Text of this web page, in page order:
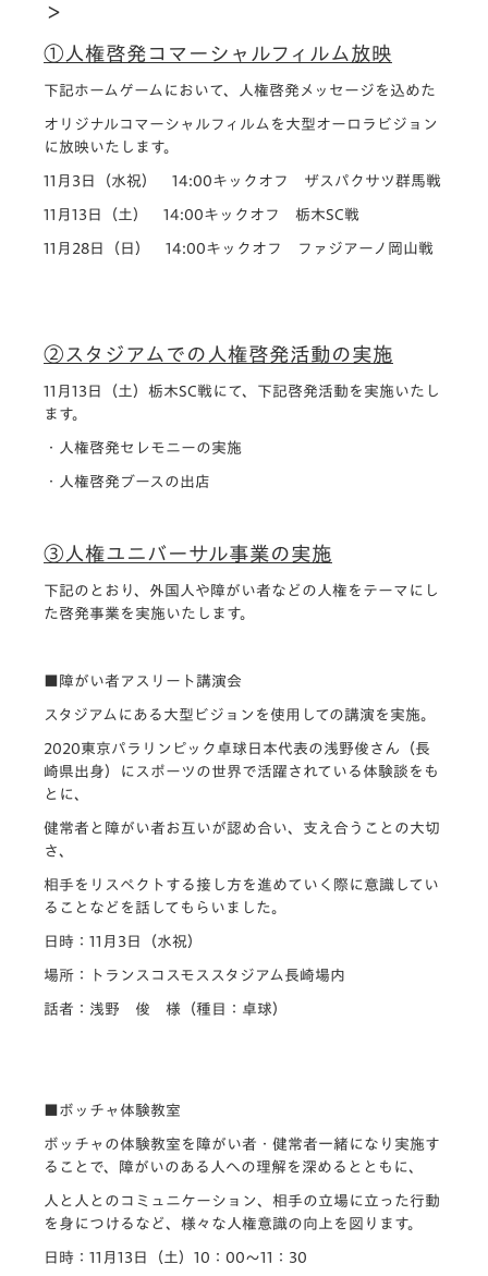
＞
①人権啓発コマーシャルフィルム放映
下記ホームゲームにおいて、人権啓発メッセージを込めた
オリジナルコマーシャルフィルムを大型オーロラビジョン
に放映いたします。
11月3日（水祝） 14:00キックオフ ザスパクサツ群馬戦
11月13日（土） 14:00キックオフ 栃木SC戦
11月28日（日） 14:00キックオフ ファジアーノ岡山戦
②スタジアムでの人権啓発活動の実施
11月13日（土）栃木SC戦にて、下記啓発活動を実施いたし
ます。
・人権啓発セレモニーの実施
・人権啓発ブースの出店
③人権ユニバーサル事業の実施
下記のとおり、外国人や障がい者などの人権をテーマにし
た啓発事業を実施いたします。
■障がい者アスリート講演会
スタジアムにある大型ビジョンを使用しての講演を実施。
2020東京パラリンピック卓球日本代表の浅野俊さん（長
崎県出身）にスポーツの世界で活躍されている体験談をも
とに、
健常者と障がい者お互いが認め合い、支え合うことの大切
さ、
相手をリスペクトする接し方を進めていく際に意識してい
ることなどを話してもらいました。
日時：11月3日（水祝）
場所：トランスコスモススタジアム長崎場内
話者：浅野 俊 様（種目：卓球）
■ボッチャ体験教室
ボッチャの体験教室を障がい者・健常者一緒になり実施す
ることで、障がいのある人への理解を深めるとともに、
人と人とのコミュニケーション、相手の立場に立った行動
を身につけるなど、様々な人権意識の向上を図ります。
日時：11月13日（土）10：00～11：30